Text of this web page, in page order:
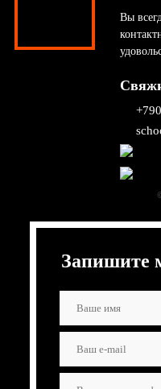
Вы
Запишите